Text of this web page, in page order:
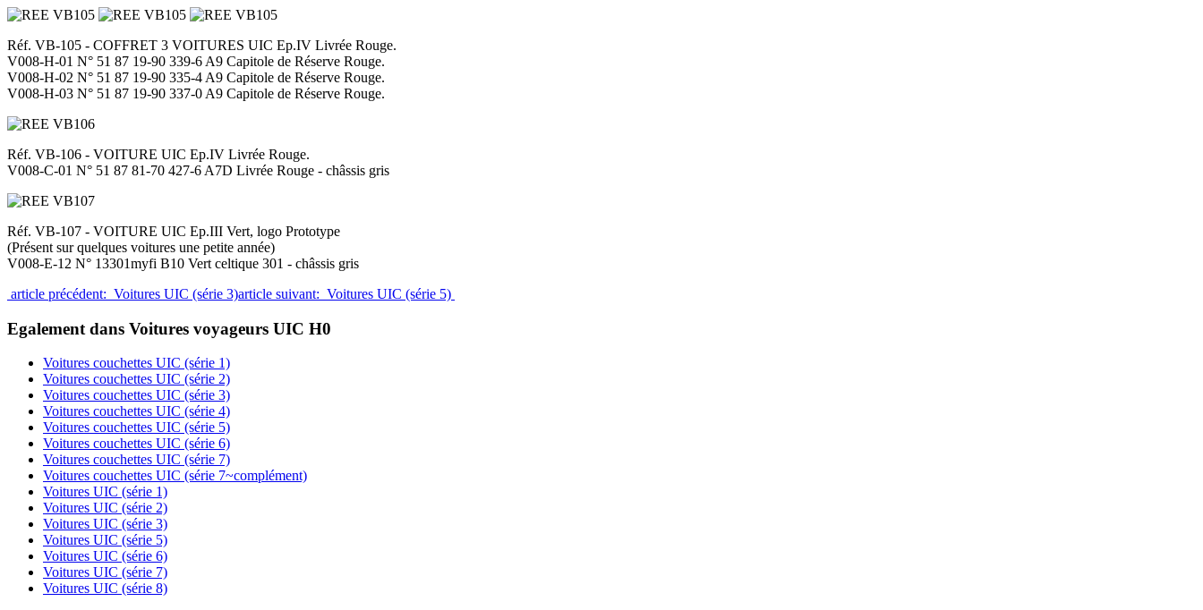
Réf. VB-105 - COFFRET 3 VOITURES UIC Ep.IV Livrée Rouge.
V008-H-01 N° 51 87 19-90 339-6 A9 Capitole de Réserve Rouge.
V008-H-02 N° 51 87 19-90 335-4 A9 Capitole de Réserve Rouge.
V008-H-03 N° 51 87 19-90 337-0 A9 Capitole de Réserve Rouge.
Réf. VB-106 - VOITURE UIC Ep.IV Livrée Rouge.
V008-C-01 N° 51 87 81-70 427-6 A7D Livrée Rouge - châssis gris
Réf. VB-107 - VOITURE UIC Ep.III Vert, logo Prototype
(Présent sur quelques voitures une petite année)
V008-E-12 N° 13301myfi B10 Vert celtique 301 - châssis gris
article précédent: Voitures UIC (série 3)article suivant: Voitures UIC (série 5)
Egalement dans Voitures voyageurs UIC H0
Voitures couchettes UIC (série 1)
Voitures couchettes UIC (série 2)
Voitures couchettes UIC (série 3)
Voitures couchettes UIC (série 4)
Voitures couchettes UIC (série 5)
Voitures couchettes UIC (série 6)
Voitures couchettes UIC (série 7)
Voitures couchettes UIC (série 7~complément)
Voitures UIC (série 1)
Voitures UIC (série 2)
Voitures UIC (série 3)
Voitures UIC (série 5)
Voitures UIC (série 6)
Voitures UIC (série 7)
Voitures UIC (série 8)